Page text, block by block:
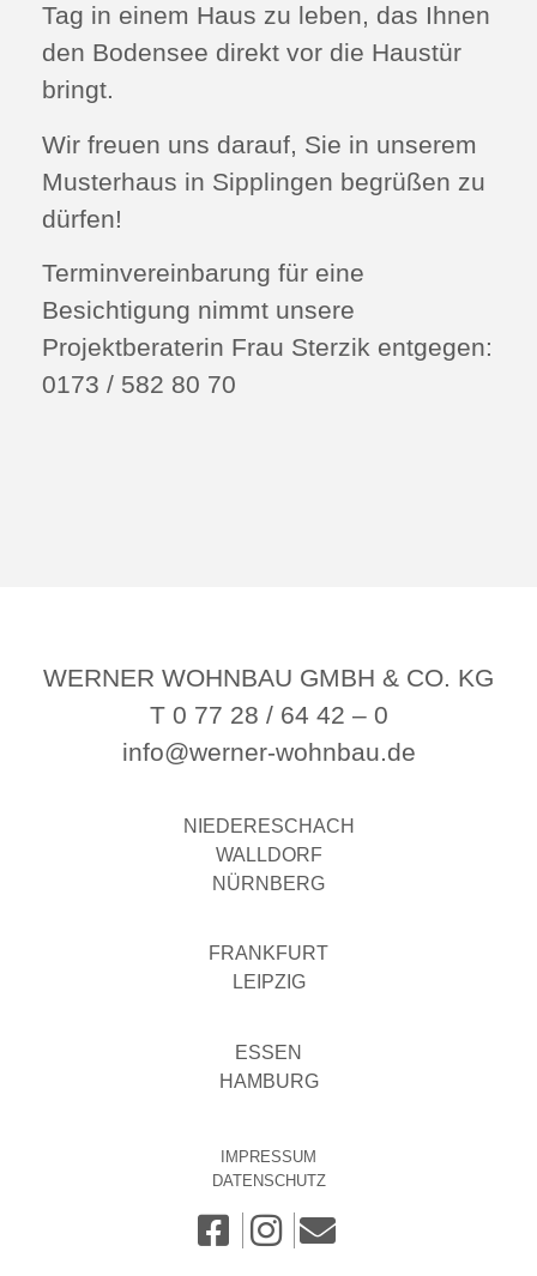
Tag in einem Haus zu leben, das Ihnen
den Bodensee direkt vor die Haustür
bringt.
Wir freuen uns darauf, Sie in unserem
Musterhaus in Sipplingen begrüßen zu
dürfen!
Terminvereinbarung für eine
Besichtigung nimmt unsere
Projektberaterin Frau Sterzik entgegen:
0173 / 582 80 70
WERNER WOHNBAU GMBH & CO. KG
T 0 77 28 / 64 42 – 0
info@werner-wohnbau.de
NIEDERESCHACH
WALLDORF
NÜRNBERG
FRANKFURT
LEIPZIG
ESSEN
HAMBURG
IMPRESSUM
DATENSCHUTZ